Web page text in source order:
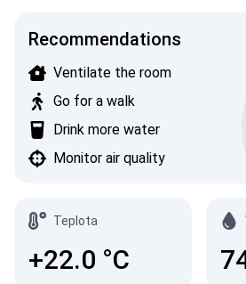
Recommendations
Ventilate the room
Go for a walk
Drink more water
Monitor air quality
Teplota
+22.0 °C